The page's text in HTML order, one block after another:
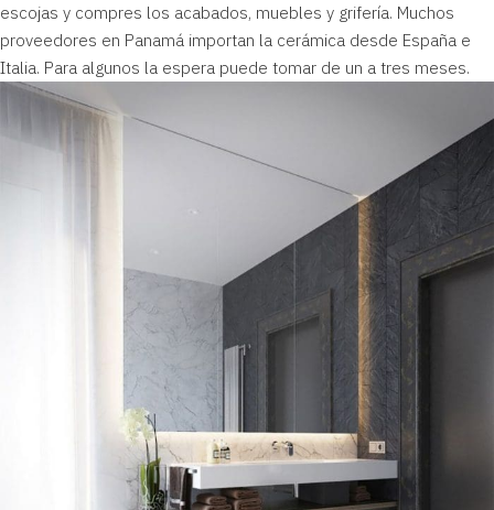
escojas y compres los acabados, muebles y grifería. Muchos
proveedores en Panamá importan la cerámica desde España e
Italia. Para algunos la espera puede tomar de un a tres meses.